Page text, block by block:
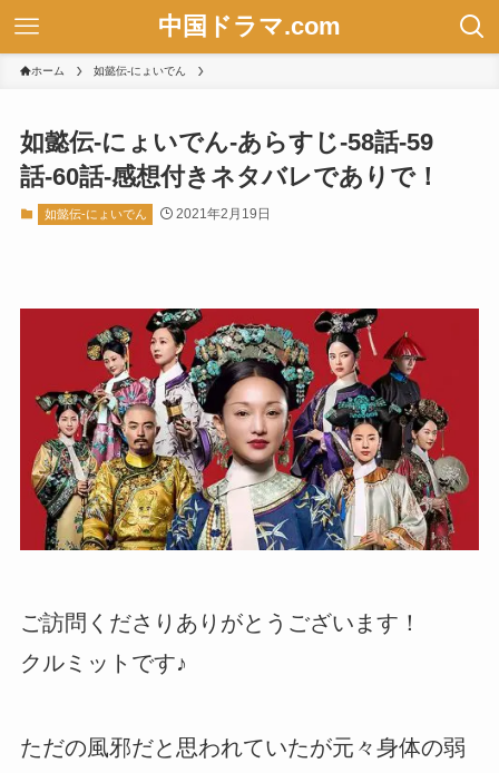
中国ドラマ.com
ホーム 如懿伝-にょいでん
如懿伝-にょいでん-あらすじ-58話-59
話-60話-感想付きネタバレでありで！
如懿伝-にょいでん 2021年2月19日
ご訪問くださりありがとうございます！
クルミットです♪
ただの風邪だと思われていたが元々身体の弱